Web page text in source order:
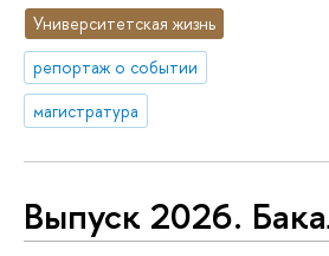
Университетская жизнь
репортаж о событии
магистратура
Выпуск 2026.